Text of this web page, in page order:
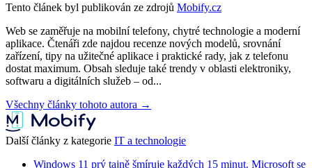
Tento článek byl publikován ze zdrojů Mobify.cz
Web se zaměřuje na mobilní telefony, chytré technologie a moderní
aplikace. Čtenáři zde najdou recenze nových modelů, srovnání
zařízení, tipy na užitečné aplikace i praktické rady, jak z telefonu
dostat maximum. Obsah sleduje také trendy v oblasti elektroniky,
softwaru a digitálních služeb – od...
Všechny články tohoto autora →
Další články z kategorie IT a technologie
Windows 11 prý tajně šmíruje každých 15 minut. Microsoft se